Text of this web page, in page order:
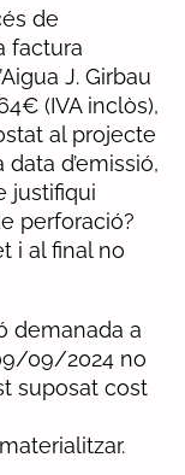
de
factura
J. Girbau
(IVA inclòs),
al projecte
d’emissió,
justifiqui
perforació?
i al final no
demanada a
09/2024 no
suposat cost